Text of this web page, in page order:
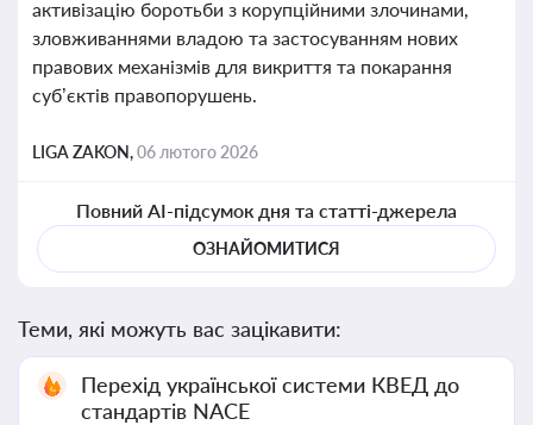
активізацію боротьби з корупційними злочинами,
зловживаннями владою та застосуванням нових
правових механізмів для викриття та покарання
суб’єктів правопорушень.
LIGA ZAKON,06 лютого 2026
Повний AI-підсумок дня та статті-джерела
ОЗНАЙОМИТИСЯ
Теми, які можуть вас зацікавити:
Перехід української системи КВЕД до
стандартів NACE